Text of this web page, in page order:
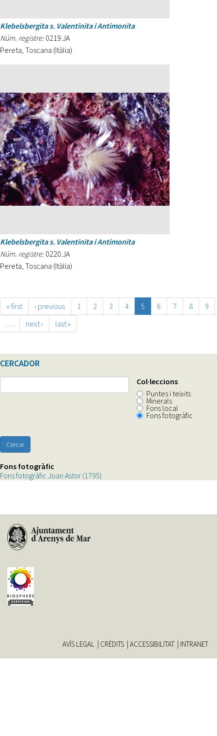
Klebelsbergita s. Valentinita i Antimonita
Núm. registre: 0219.JA
Pereta, Toscana (Itàlia)
Klebelsbergita s. Valentinita i Antimonita
Núm. registre: 0220.JA
Pereta, Toscana (Itàlia)
« first ‹ previous 1 2 3 4 5 6 7 8
9
next › last »
CERCADOR
Col·leccions
Puntes i teixits
Minerals
Fons local
Fons fotogràfic
Cercar
Fons fotogràfic
Fons fotogràfic Joan Astor (1795)
Astor
AVÍS LEGAL CRÈDITS ACCESSIBILITAT INTRANET